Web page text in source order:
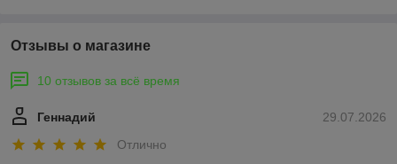
Отзывы о магазине
10 отзывов за всё время
29.07.2026
Геннадий
Отлично